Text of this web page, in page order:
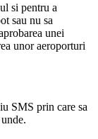
si pentru a
sau nu sa
unei
unor aeroporturi
SMS prin care sa